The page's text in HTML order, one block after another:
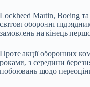
Lockheed Martin, Boeing
світові оборонні
замовлень на кінець
Проте акції оборонних
роками, з середини
побоювань щодо